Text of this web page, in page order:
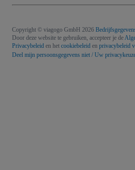
Copyright © viagogo GmbH 2026
Door deze website te gebruiken, accepteer je de
Privacybeleid en het cookiebeleid en privacybeleid
Deel mijn persoonsgegevens niet / Uw